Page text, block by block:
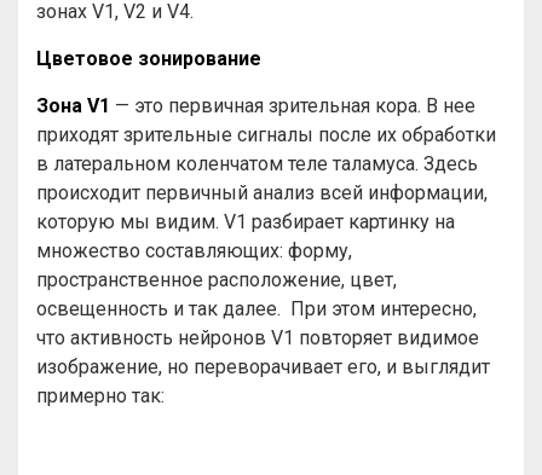
зонах V1, V2 и V4.
Цветовое зонирование
Зона V1 — это первичная зрительная кора. В нее
приходят зрительные сигналы после их обработки
в латеральном коленчатом теле таламуса. Здесь
происходит первичный анализ всей информации,
которую мы видим. V1 разбирает картинку на
множество составляющих: форму,
пространственное расположение, цвет,
освещенность и так далее. При этом интересно,
что активность нейронов V1 повторяет видимое
изображение, но переворачивает его, и выглядит
примерно так: